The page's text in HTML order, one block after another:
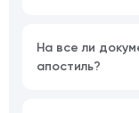
На все ли
апостиль?